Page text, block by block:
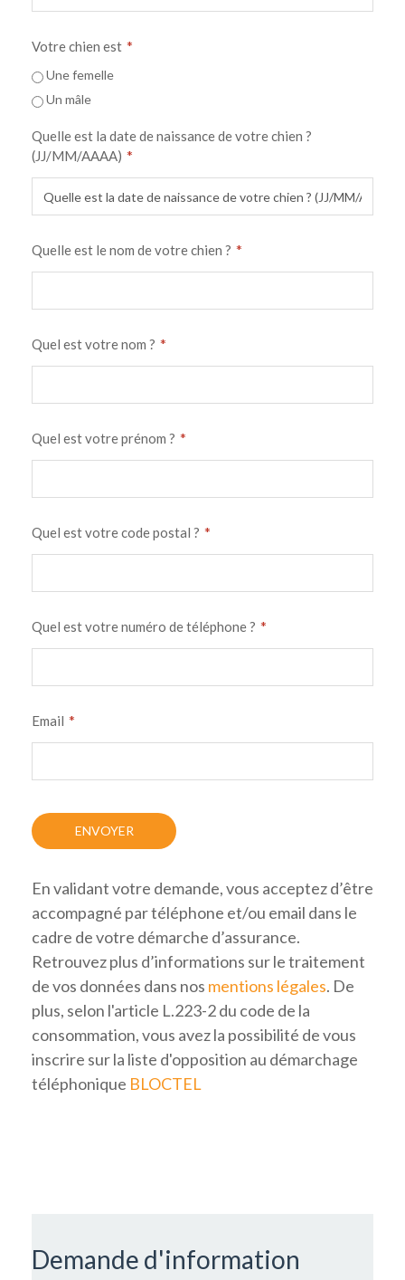
Votre chien est *
Une femelle
Un mâle
Quelle est la date de naissance de votre chien ?
(JJ/MM/AAAA) *
Quelle est le nom de votre chien ? *
Quel est votre nom ? *
Quel est votre prénom ? *
Quel est votre code postal ? *
Quel est votre numéro de téléphone ? *
Email *
En validant votre demande, vous acceptez d’être
accompagné par téléphone et/ou email dans le
cadre de votre démarche d’assurance.
Retrouvez plus d’informations sur le traitement
de vos données dans nos mentions légales. De
plus, selon l'article L.223-2 du code de la
consommation, vous avez la possibilité de vous
inscrire sur la liste d'opposition au démarchage
téléphonique BLOCTEL
Demande d'information